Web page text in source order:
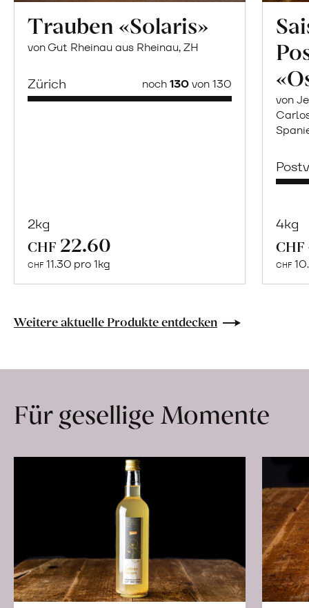
Trauben «Solaris»
von Gut Rheinau aus Rheinau, ZH
Zürich noch130von 130
2kg
CHF 22.60
CHF 11.30 pro 1kg
Naturbelassene
Lebensmittel
Hof
erfahren
von
4kg
CHF
CHF
Weitere aktuelle Produkte entdecken
Für gesellige Momente